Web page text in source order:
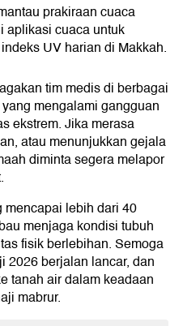
prakiraan cuaca
aplikasi cuaca untuk
UV harian di Makkah.
tim medis di berbagai
mengalami gangguan
ekstrem. Jika merasa
atau menunjukkan gejala
diminta segera melapor
mencapai lebih dari 40
menjaga kondisi tubuh
fisik berlebihan. Semoga
2026 berjalan lancar, dan
tanah air dalam keadaan
mabrur.